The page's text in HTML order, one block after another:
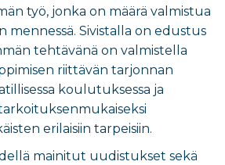
työ, jonka on määrä valmistua
Sivistalla on edustus
tehtävänä on valmistella
riittävän tarjonnan
koulutuksessa ja
erilaisiin tarpeisiin.
mainitut uudistukset sekä